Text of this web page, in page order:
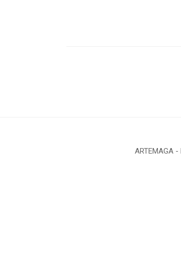
ARTEMAGA